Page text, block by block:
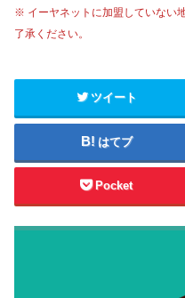
※ イーヤネットに加盟していない
了承ください。
ツイート
はてブ
Pocket